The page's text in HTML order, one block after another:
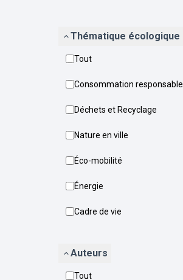
Thématique écologique
Tout
Consommation responsable
Déchets et Recyclage
Nature en ville
Éco-mobilité
Énergie
Cadre de vie
Auteurs
Tout